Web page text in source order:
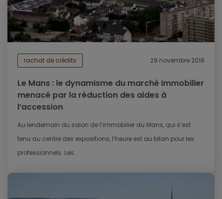
rachat de crédits 29 novembre 2018
Le Mans : le dynamisme du marché immobilier
menacé par la réduction des aides à
l’accession
Au lendemain du salon de l’immobilier du Mans, qui s’est
tenu au centre des expositions, l’heure est au bilan pour les
professionnels. Les...